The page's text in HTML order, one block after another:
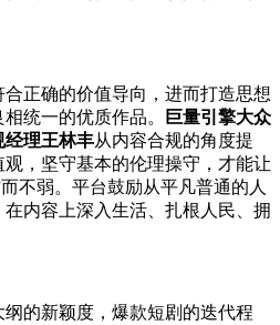
合正确的价值导向，进而打造思想
统一的优质作品。
巨量引擎大众
经理王林丰从内容合规的角度提
，坚守基本的伦理操守，才能让
不弱。平台鼓励从平凡普通的人
内容上深入生活、扎根人民、拥
纲的新颖度，爆款短剧的迭代程